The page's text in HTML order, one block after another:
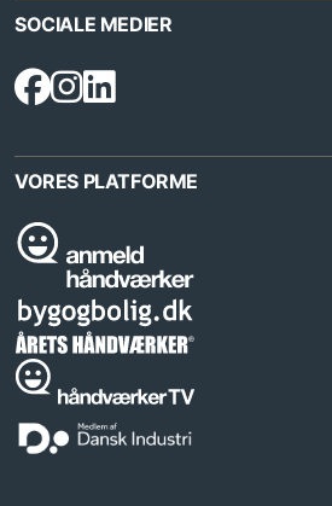
SOCIALE MEDIER
VORES PLATFORME